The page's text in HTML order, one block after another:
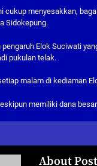
cukup menyesakkan,
Sidokepung.
Elok Suciwati
pukulan telak.
malam di kediaman
memiliki dana
About